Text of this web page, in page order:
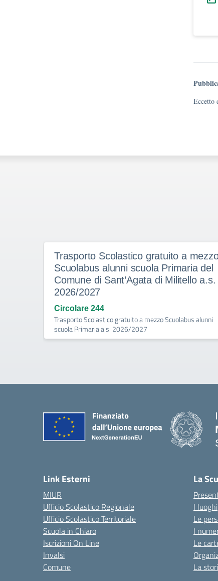
Eccetto
Trasporto Scolastico gratuito a
Scuolabus alunni scuola Primaria del
Comune di Sant’Agata di Militello a.s.
2026/2027
Circolare 244
Trasporto Scolastico gratuito a mezzo Scuolabus alunni
scuola Primaria a.s. 2026/2027
Link Esterni
MIUR
Ufficio Scolastico Regionale
Ufficio Scolastico Territoriale
Scuola in Chiaro
Iscrizioni On Line
Invalsi
Comune
La
I luoghi
Le
I
Le
La